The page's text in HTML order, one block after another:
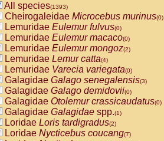
All species(1393)
Cheirogaleidae Microcebus murinus(0)
Lemuridae Eulemur fulvus(0)
Lemuridae Eulemur macaco(0)
Lemuridae Eulemur mongoz(2)
Lemuridae Lemur catta(4)
Lemuridae Varecia variegata(0)
Galagidae Galago senegalensis(3)
Galagidae Galago demidovii(0)
Galagidae Otolemur crassicaudatus(0)
Galagidae Galagidae spp.(1)
Loridae Loris tardigradus(2)
Loridae Nycticebus coucang(7)